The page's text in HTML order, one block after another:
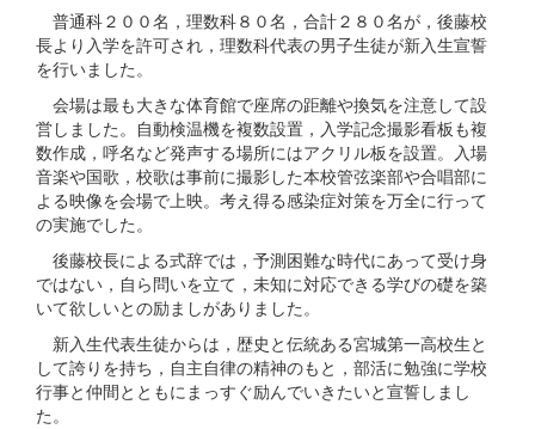
普通科２００名，理数科８０名，合計２８０名が，後藤校
長より入学を許可され，理数科代表の男子生徒が新入生宣誓
を行いました。
会場は最も大きな体育館で座席の距離や換気を注意して設
営しました。自動検温機を複数設置，入学記念撮影看板も複
数作成，呼名など発声する場所にはアクリル板を設置。入場
音楽や国歌，校歌は事前に撮影した本校管弦楽部や合唱部に
よる映像を会場で上映。考え得る感染症対策を万全に行って
の実施でした。
後藤校長による式辞では，予測困難な時代にあって受け身
ではない，自ら問いを立て，未知に対応できる学びの礎を築
いて欲しいとの励ましがありました。
新入生代表生徒からは，歴史と伝統ある宮城第一高校生と
して誇りを持ち，自主自律の精神のもと，部活に勉強に学校
行事と仲間とともにまっすぐ励んでいきたいと宣誓しまし
た。